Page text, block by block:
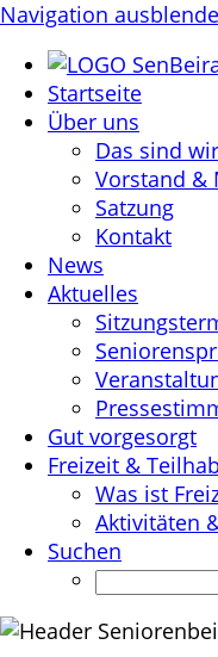
Navigation
Startseite
Über uns
Das sind wir
Vorstand &
Satzung
Kontakt
News
Aktuelles
Gut vorgesorgt
Freizeit &
Was ist
Aktivitäten
Suchen